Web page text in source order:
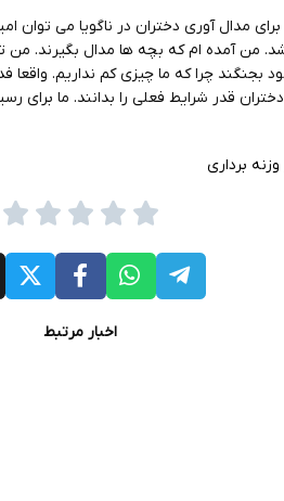
مدال آوری دختران در ناگویا می توان
من آمده ام که بچه ها مدال بگیرند.
بجنگند چرا که ما چیزی کم نداریم.
قدر شرایط فعلی را بدانند. ما برای
برداری
اخبار مرتبط